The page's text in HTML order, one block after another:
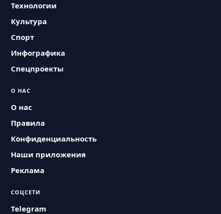
Технологии
Культура
Спорт
Инфографика
Спецпроекты
О НАС
О нас
Правила
Конфиденциальность
Наши приложения
Реклама
СОЦСЕТИ
Telegram